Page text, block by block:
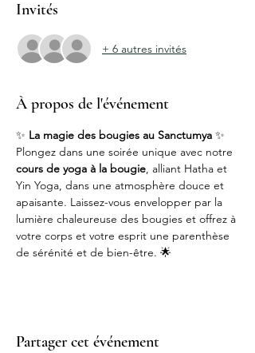
Invités
+ 6 autres invités
À propos de l'événement
✨ La magie des bougies au Sanctumya ✨
Plongez dans une soirée unique avec notre
cours de yoga à la bougie, alliant Hatha et
Yin Yoga, dans une atmosphère douce et
apaisante. Laissez-vous envelopper par la
lumière chaleureuse des bougies et offrez à
votre corps et votre esprit une parenthèse
de sérénité et de bien-être. 🌟
Partager cet événement